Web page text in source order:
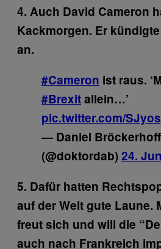
4. Auch David Cameron
Kackmorgen. Er
an.
#Cameron ist raus.
#Brexitallein…’
pic.twitter.com/
— Daniel Bröckerhoff
(@doktordab)24.
5. Dafür hatten
auf der Welt gute Laune.
freut sich und will die
auch nach Frankreich